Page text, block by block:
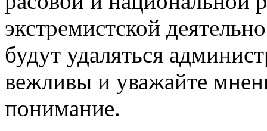
экстремистской
будут удаляться
вежливы и уважайте
понимание.